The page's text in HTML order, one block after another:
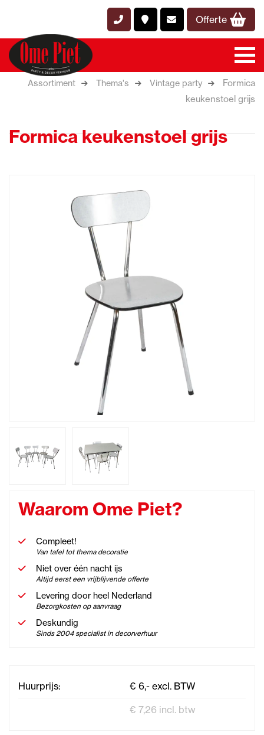
Offerte
Assortiment Thema's Vintage party
Formica
keukenstoel grijs
Formica keukenstoel grijs
Waarom Ome Piet?
Compleet!
Van tafel tot thema decoratie
Niet over één nacht ijs
Altijd eerst een vrijblijvende offerte
Levering door heel Nederland
Bezorgkosten op aanvraag
Deskundig
Sinds 2004 specialist in decorverhuur
Huurprijs:
€ 6,- excl. BTW
€ 7,26 incl. btw